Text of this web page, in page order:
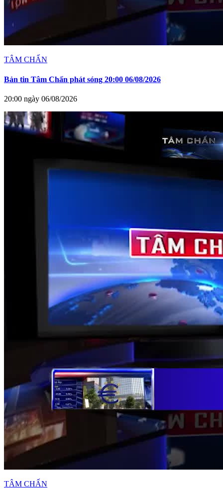
TÂM CHẤN
Bản tin Tâm Chấn phát sóng 20:00 06/08/2026
20:00 ngày 06/08/2026
TÂM CHẤN